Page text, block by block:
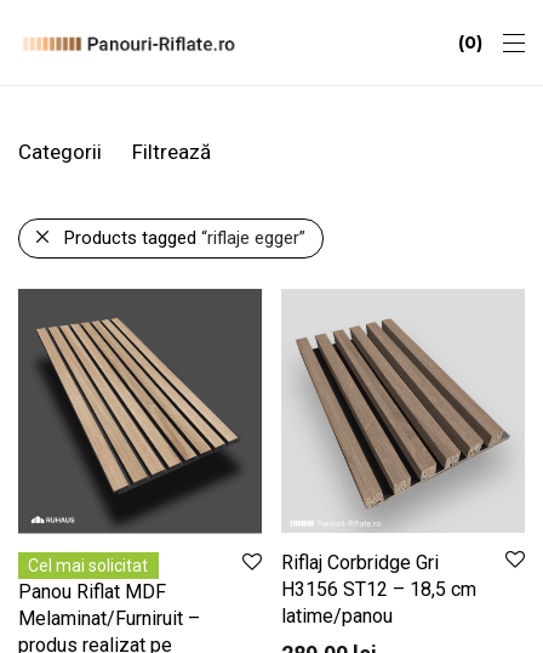
0
Categorii Filtrează
Products tagged “riflaje egger”
Cel mai solicitat
Panou Riflat MDF
Melaminat/Furniruit –
produs realizat pe
Riflaj Corbridge Gri
H3156 ST12 – 18,5 cm
latime/panou